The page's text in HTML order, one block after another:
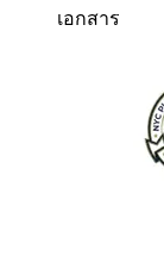
เอกสาร